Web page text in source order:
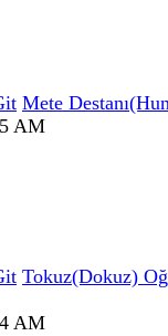
Mete
AM
Tokuz(Dokuz)
AM